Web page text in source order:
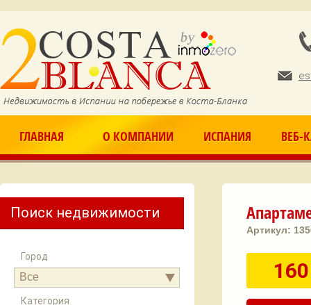
ГЛАВНАЯ О КОМПАНИИ ИСПАНИЯ ВЕБ-
Артикул:
Поиск недвижимости
Город
Все
Категория